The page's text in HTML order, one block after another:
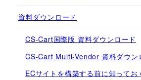
資料ダウンロード
CS-Cart国際版 資料ダウンロード
CS-Cart Multi-Vendor 資料ダウン
ECサイトを構築する前に知ってお